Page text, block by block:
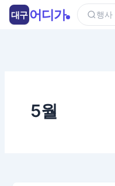
5월
대구 어디가 행사